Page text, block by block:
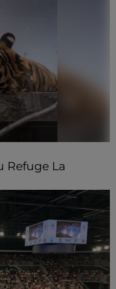
Refuge La